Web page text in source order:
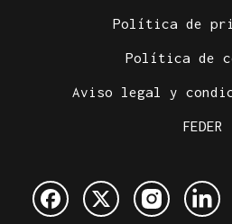
Política de
Política de
Aviso legal y
FEDER